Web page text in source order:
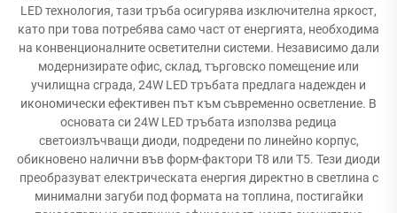
LED технология, тази тръба осигурява изключителна яркост,
като при това потребява само част от енергията, необходима
на конвенционалните осветителни системи. Независимо дали
модернизирате офис, склад, търговско помещение или
училищна сграда, 24W LED тръбата предлага надежден и
икономически ефективен път към съвременно осветление. В
основата си 24W LED тръбата използва редица
светоизлъчващи диоди, подредени по линейно корпус,
обикновено налични във форм-фактори T8 или T5. Тези диоди
преобразуват електрическата енергия директно в светлина с
минимални загуби под формата на топлина, постигайки